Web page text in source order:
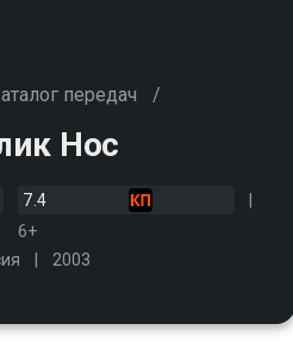
передач /
Нос
7.4
6+
2003